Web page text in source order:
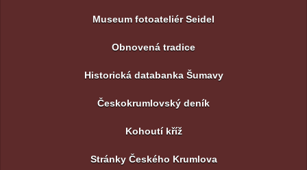
Museum fotoateliér Seidel
Obnovená tradice
Historická databanka Šumavy
Českokrumlovský deník
Kohoutí kříž
Stránky Českého Krumlova